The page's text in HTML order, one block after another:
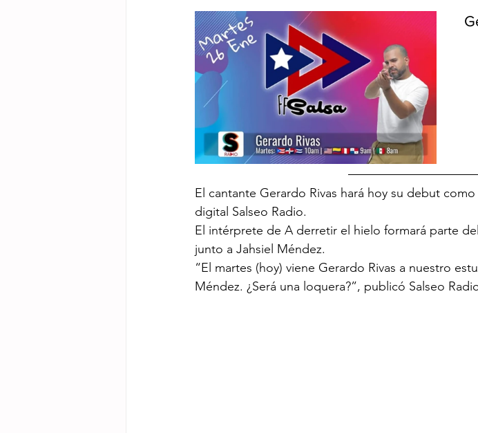
El cantante Gerardo Rivas hará hoy su debut
digital Salseo Radio.
El intérprete de A derretir el hielo formará parte
junto a Jahsiel Méndez.
“El martes (hoy) viene Gerardo Rivas a nuestro
Méndez. ¿Será una loquera?”, publicó Salseo